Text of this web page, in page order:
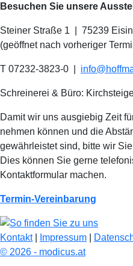
Besuchen Sie unsere
Steiner Straße 1 | 75239
(geöffnet nach vorheriger
T 07232-3823-0
Schreinerei & Büro:
Damit wir uns ausgiebig Zeit
nehmen können und die
gewährleistet sind, bitte wir
Dies können Sie gerne
Kontaktformular machen.
Termin-Vereinbarung
Kontakt| Impressum
© 2026 - modicus.at